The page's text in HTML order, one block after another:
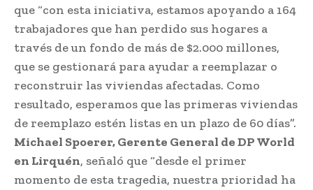
que “con esta iniciativa, estamos apoyando a 164
trabajadores que han perdido sus hogares a
través de un fondo de más de $2.000 millones,
que se gestionará para ayudar a reemplazar o
reconstruir las viviendas afectadas. Como
resultado, esperamos que las primeras viviendas
de reemplazo estén listas en un plazo de 60 días”.
Michael Spoerer, Gerente General de DP World
en Lirquén, señaló que “desde el primer
momento de esta tragedia, nuestra prioridad ha